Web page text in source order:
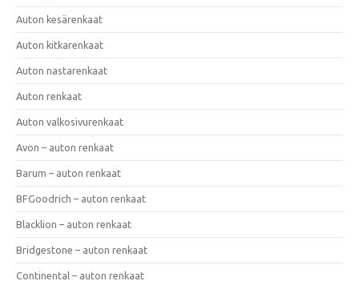
Auton kesärenkaat
Auton kitkarenkaat
Auton nastarenkaat
Auton renkaat
Auton valkosivurenkaat
Avon – auton renkaat
Barum – auton renkaat
BFGoodrich – auton renkaat
Blacklion – auton renkaat
Bridgestone – auton renkaat
Continental – auton renkaat